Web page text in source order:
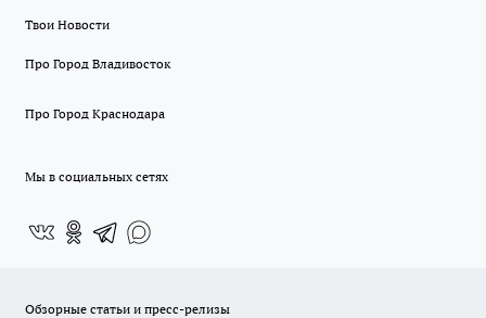
Твои Новости
Про Город Владивосток
Про Город Краснодара
Мы в социальных сетях
Обзорные статьи и пресс-релизы